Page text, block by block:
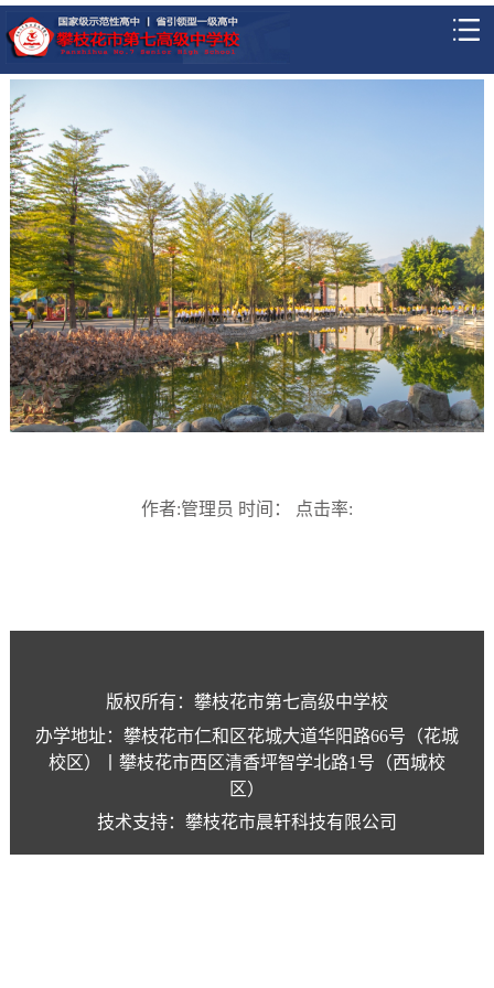
作者:管理员 时间： 点击率:
版权所有：攀枝花市第七高级中学校
办学地址：攀枝花市仁和区花城大道华阳路66号（花城
校区）丨攀枝花市西区清香坪智学北路1号（西城校
区）
技术支持：攀枝花市晨轩科技有限公司